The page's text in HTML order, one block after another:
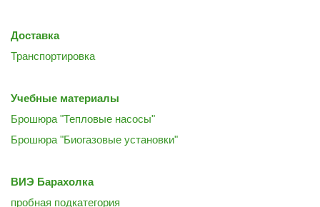
Доставка
Транспортировка
Учебные материалы
Брошюра "Тепловые насосы"
Брошюра "Биогазовые установки"
ВИЭ Барахолка
пробная подкатегория